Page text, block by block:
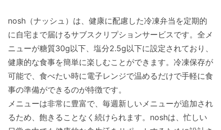
nosh（ナッシュ）は、健康に配慮した冷凍弁当を定期的
に自宅まで届けるサブスクリプションサービスです。全メ
ニューが糖質30g以下、塩分2.5g以下に設定されており、
健康的な食事を簡単に楽しむことができます。冷凍保存が
可能で、食べたい時に電子レンジで温めるだけで手軽に食
事の準備ができるのが特徴です。
メニューは非常に豊富で、毎週新しいメニューが追加され
るため、飽きることなく続けられます。noshは、忙しい